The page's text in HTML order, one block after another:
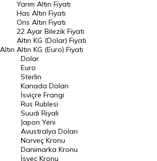
DÖVİZ
Döviz Kuru
Dolar Kuru
Euro Kuru
Pound Kuru
Frank Kuru
Riyal Kuru
Avustralya Doları
Danimarka Kronu Kuru
Kanada Doları Kuru
Altın
Yarım Altın Fiyatı
Has Altın Fiyatı
Ons Altın Fiyatı
22 Ayar Bilezik Fiyatı
Altın KG (Dolar) Fiyatı
Altın KG (Euro) Fiyatı
Dolar
Euro
Sterlin
Kanada Doları
İsviçre Frangı
Rus Rublesi
Suudi Riyali
Japon Yeni
Avustralya Doları
Norveç Kronu
Danimarka Kronu
İsveç Kronu